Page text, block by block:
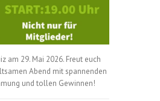
am 29. Mai 2026. Freut euch
Abend mit spannenden
und tollen Gewinnen!